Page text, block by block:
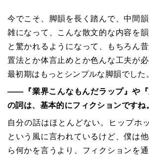
今でこそ、脚韻を長く踏んで、中間
雑になって、こんな散文的な内容を
と驚かれるようになって、もちろん
置法とか体言止めとか色んな工夫が必
最初期はもっとシンプルな脚韻でした
――『業界こんなもんだラップ』や『
の詞は、基本的にフィクションですね
自分の話はほとんどない。ヒップホ
という風に言われているけど、僕は
ら何かを言うより、フィクションを